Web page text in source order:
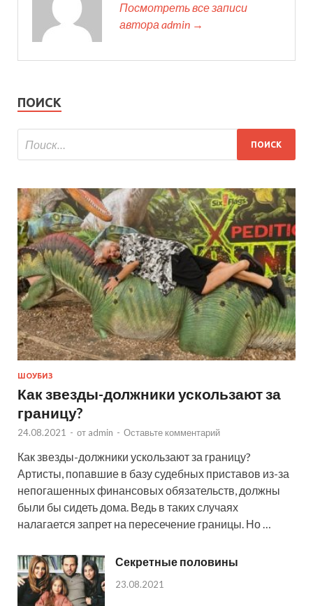
Посмотреть все записи
автора admin →
ПОИСК
ШОУБИЗ
Как звезды-должники ускользают за
границу?
24.08.2021 - от admin - Оставьте комментарий
Как звезды-должники ускользают за границу?
Артисты, попавшие в базу судебных приставов из-за
непогашенных финансовых обязательств, должны
были бы сидеть дома. Ведь в таких случаях
налагается запрет на пересечение границы. Но …
Секретные половины
23.08.2021